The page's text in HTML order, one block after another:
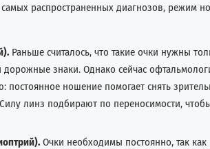
распространенных диагнозов, режим
Раньше считалось, что такие очки нужны
дорожные знаки. Однако сейчас
ношение помогает снять
Силу линз подбирают по переносимости,
Очки необходимы постоянно, так как